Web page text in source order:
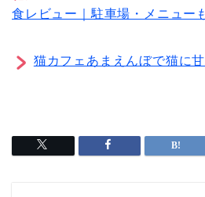
食レビュー｜駐車場・メニュー
猫カフェあまえんぼで猫に